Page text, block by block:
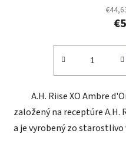
A.H. Riise XO Ambre
založený na receptúre A.H.
a je vyrobený zo starostlivo